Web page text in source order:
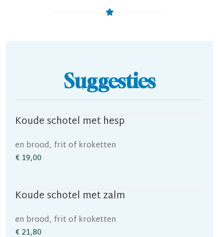
Suggesties
Koude schotel met hesp
en brood, frit of kroketten
€ 19,00
Koude schotel met zalm
en brood, frit of kroketten
€ 21,80